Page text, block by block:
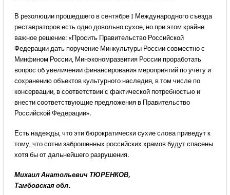
В резолюции прошедшего в сентябре I Международного съезда
реставраторов есть одно довольно сухое, но при этом крайне
важное решение: «Просить Правительство Российской
Федерации дать поручение Минкультуры России совместно с
Минфином России, Минэкономразвития России проработать
вопрос об увеличении финансирования мероприятий по учёту и
сохранению объектов культурного наследия, в том числе по
консервации, в соответствии с фактической потребностью и
внести соответствующие предложения в Правительство
Российской Федерации».
Есть надежды, что эти бюрократически сухие слова приведут к
тому, что сотни заброшенных российских храмов будут спасены
хотя бы от дальнейшего разрушения.
Михаил Анатольевич ТЮРЕНКОВ,
Тамбовская обл.